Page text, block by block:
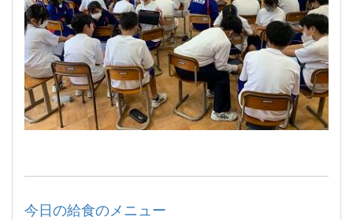
今日の給食のメニュー